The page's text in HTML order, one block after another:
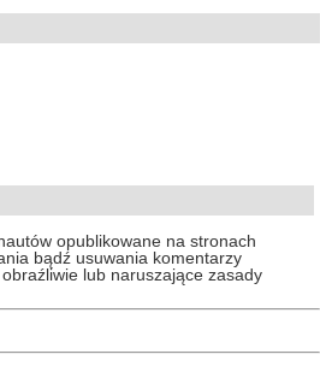
opublikowane na stronach
bądź usuwania komentarzy
lub naruszające zasady